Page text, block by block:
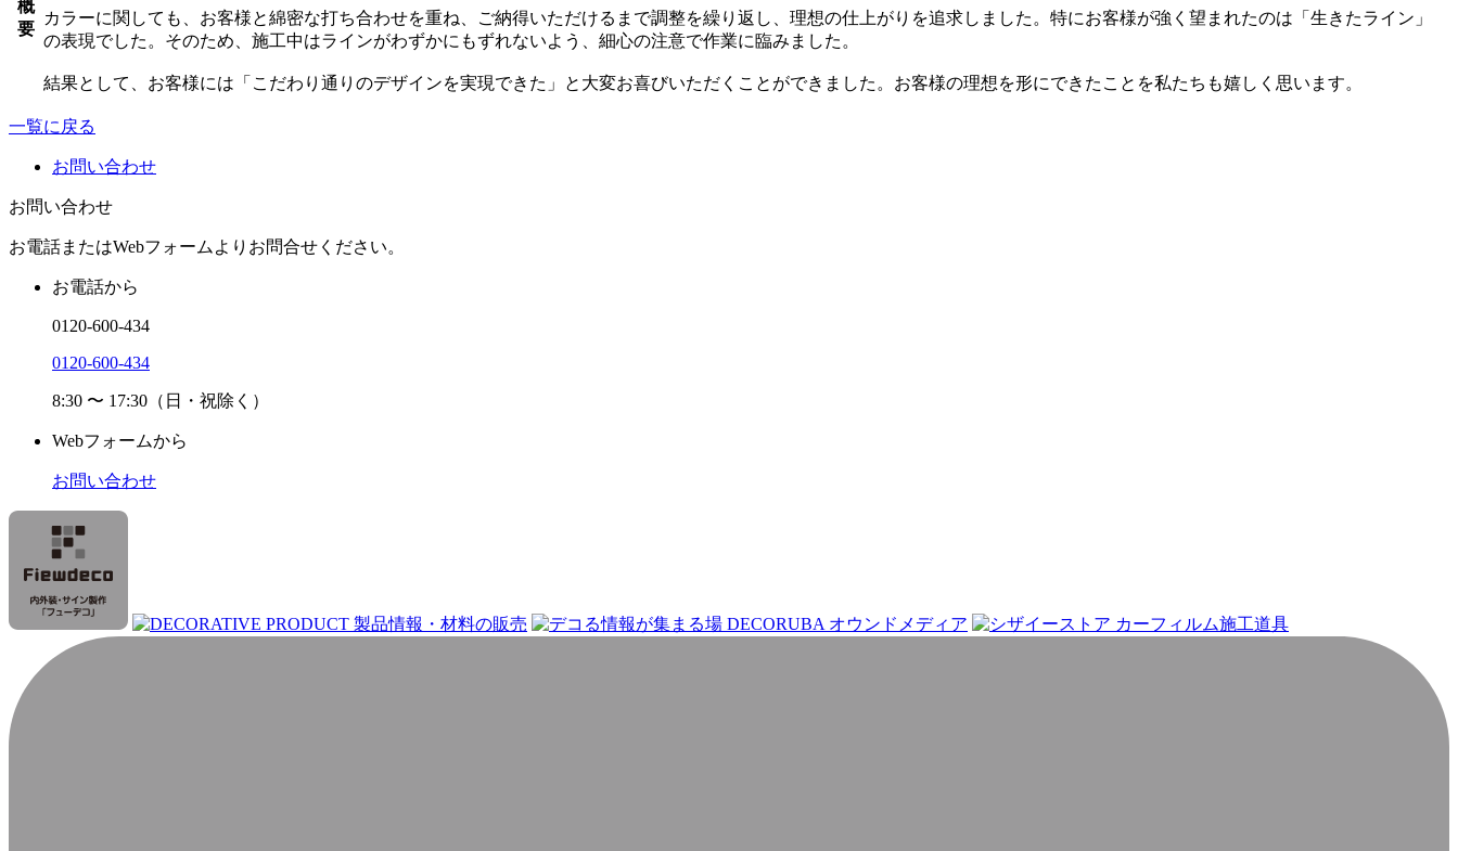
概
要
カラーに関しても、お客様と綿密な打ち合わせを重ね、ご納得いただけるまで調整を繰り返し、理想の仕上がりを追求しました。特にお客様が強く望まれたのは「生きたライン」
の表現でした。そのため、施工中はラインがわずかにもずれないよう、細心の注意で作業に臨みました。
結果として、お客様には「こだわり通りのデザインを実現できた」と大変お喜びいただくことができました。お客様の理想を形にできたことを私たちも嬉しく思います。
一覧に戻る
お問い合わせ
お問い合わせ
お電話またはWebフォームよりお問合せください。
お電話から
0120-600-434
0120-600-434
8:30 〜 17:30（日・祝除く）
Webフォームから
お問い合わせ